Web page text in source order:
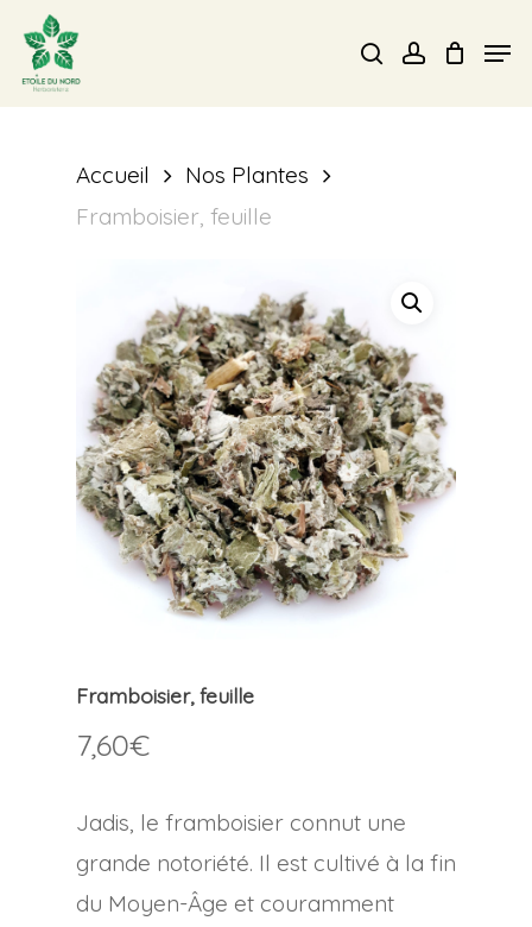
main
searchaccount
Accueil
Nos Plantes
Framboisier, feuille
Framboisier, feuille
7,60€
Jadis, le framboisier connut une
grande notoriété. Il est cultivé à la fin
du Moyen-Âge et couramment